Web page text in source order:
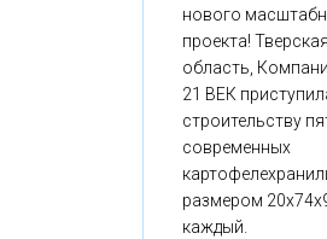
нового
проекта! Тверская
область,
21 ВЕК
строительству
современных
размером
каждый.